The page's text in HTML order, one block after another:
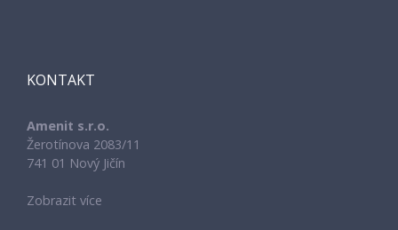
KONTAKT
Amenit s.r.o.
Žerotínova 2083/11
741 01 Nový Jičín
Zobrazit více